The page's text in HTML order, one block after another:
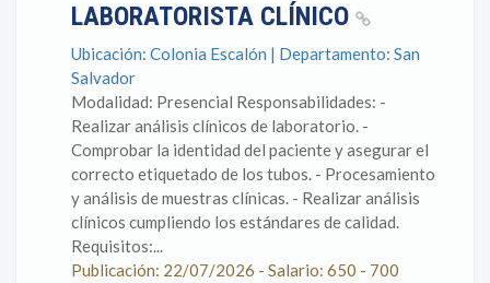
LABORATORISTA CLÍNICO
Ubicación: Colonia Escalón | Departamento: San
Salvador
Modalidad: Presencial Responsabilidades: -
Realizar análisis clínicos de laboratorio. -
Comprobar la identidad del paciente y asegurar el
correcto etiquetado de los tubos. - Procesamiento
y análisis de muestras clínicas. - Realizar análisis
clínicos cumpliendo los estándares de calidad.
Requisitos:...
Publicación: 22/07/2026 - Salario: 650 - 700